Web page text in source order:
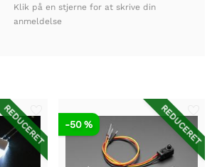
Klik på en stjerne for at skrive din
anmeldelse
REDUCERET REDUCERET
-50 %